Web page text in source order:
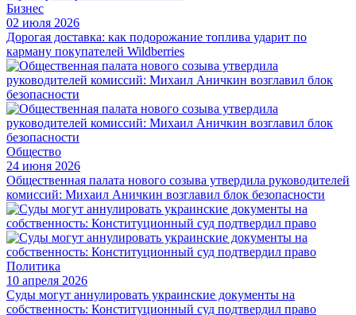
Бизнес
02 июля 2026
Дорогая доставка: как подорожание топлива ударит по
карману покупателей Wildberries
Общество
24 июня 2026
Общественная палата нового созыва утвердила руководителей
комиссий: Михаил Аничкин возглавил блок безопасности
Политика
10 апреля 2026
Суды могут аннулировать украинские документы на
собственность: Конституционный суд подтвердил право